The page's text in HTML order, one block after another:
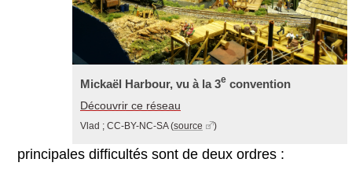
Mickaël Harbour, vu à la 3e convention
Découvrir ce réseau
Vlad ; CC-BY-NC-SA(source )
principales difficultés sont de deux ordres :